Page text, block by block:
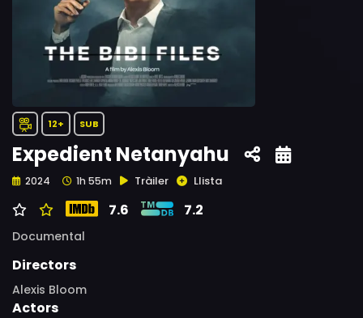
12+ SUB
Expedient Netanyahu
2024 1h 55m Tràiler Llista
7.6 7.2
Documental
Directors
Alexis Bloom
Actors